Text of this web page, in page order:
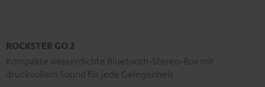
ROCKSTER GO 2
Kompakte wasserdichte Bluetooth-Stereo-Box mit
druckvollem Sound für jede Gelegenheit